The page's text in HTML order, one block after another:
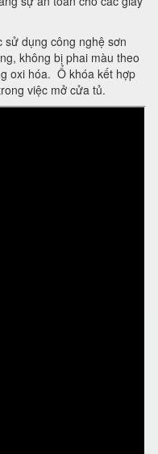
sử dụng công nghệ sơn
không bị phai màu theo
oxi hóa. Ổ khóa kết hợp
việc mở cửa tủ.